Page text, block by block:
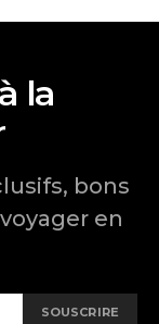
la
bons
en
SOUSCRIRE